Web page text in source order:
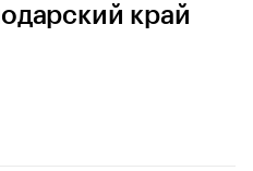
край